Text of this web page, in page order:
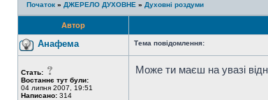
Початок » ДЖЕРЕЛО ДУХОВНЕ » Духовні роздуми
Автор
Анафема Тема повідомлення:
Стать:
Востаннє тут були:
04 липня 2007, 19:51
Написано: 314
Може ти маєш на увазі